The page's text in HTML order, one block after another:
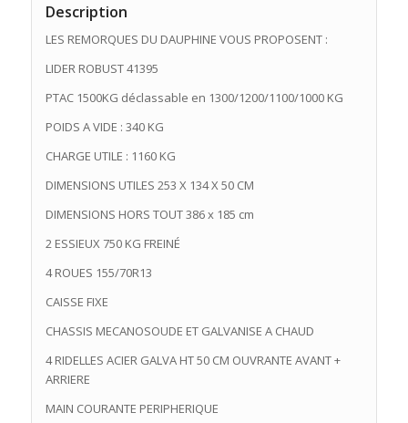
Description
LES REMORQUES DU DAUPHINE VOUS PROPOSENT :
LIDER ROBUST 41395
PTAC 1500KG déclassable en 1300/1200/1100/1000 KG
POIDS A VIDE : 340 KG
CHARGE UTILE : 1160 KG
DIMENSIONS UTILES 253 X 134 X 50 CM
DIMENSIONS HORS TOUT 386 x 185 cm
2 ESSIEUX 750 KG FREINÉ
4 ROUES 155/70R13
CAISSE FIXE
CHASSIS MECANOSOUDE ET GALVANISE A CHAUD
4 RIDELLES ACIER GALVA HT 50 CM OUVRANTE AVANT +
ARRIERE
MAIN COURANTE PERIPHERIQUE